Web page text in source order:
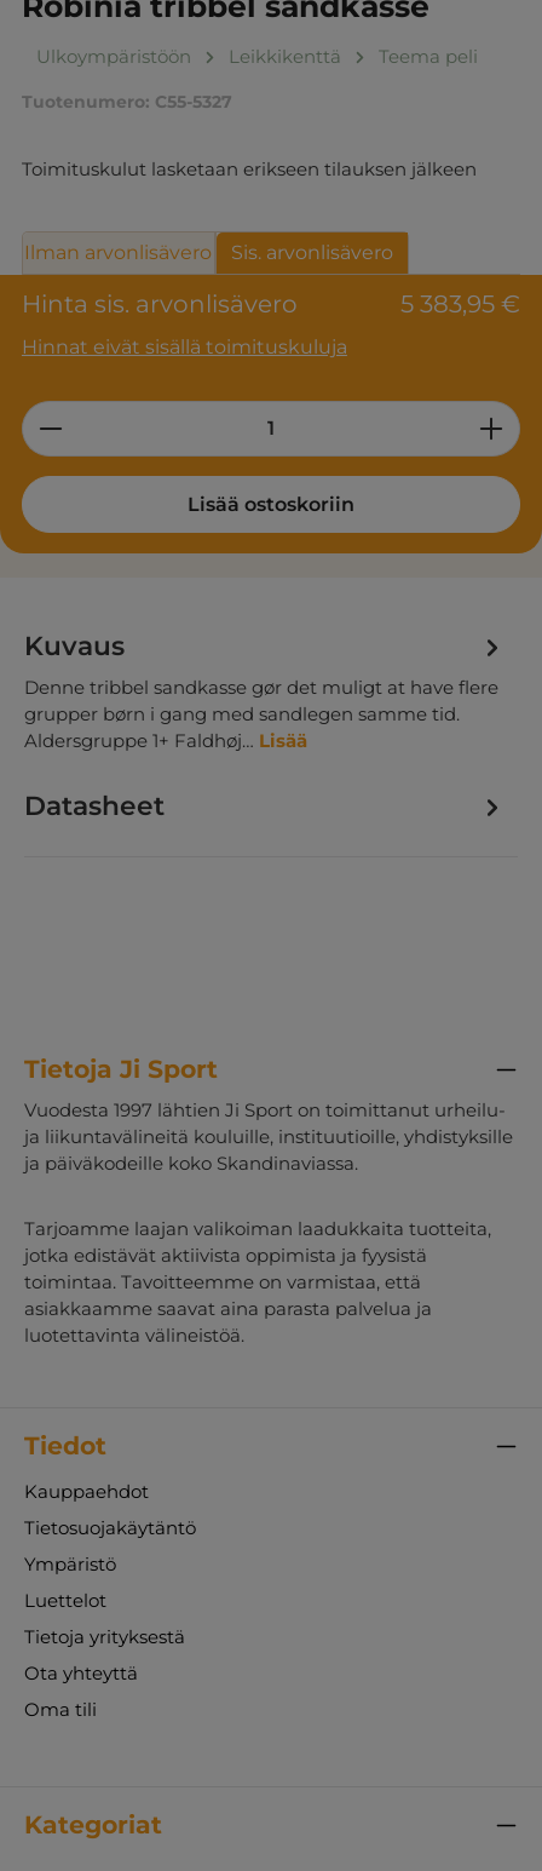
Ulkoympäristöön Leikkikenttä Teema peli
Tuotenumero: C55-5327
Toimituskulut lasketaan erikseen tilauksen jälkeen
Hinta sis. arvonlisävero 5 383,95 €
Hinnat eivät sisällä toimituskuluja
Ilman arvonlisävero Sis. arvonlisävero
Product Quantity: Enter the desired
Lisää ostoskoriin
Kuvaus
Denne tribbel sandkasse gør det muligt at have flere
grupper børn i gang med sandlegen samme tid.
Aldersgruppe 1+ Faldhøj… Lisää
Datasheet
Tietoja Ji Sport
Vuodesta 1997 lähtien Ji Sport on toimittanut urheilu-
ja liikuntavälineitä kouluille, instituutioille, yhdistyksille
ja päiväkodeille koko Skandinaviassa.
Tarjoamme laajan valikoiman laadukkaita tuotteita,
jotka edistävät aktiivista oppimista ja fyysistä
toimintaa. Tavoitteemme on varmistaa, että
asiakkaamme saavat aina parasta palvelua ja
luotettavinta välineistöä.
Tiedot
Kauppaehdot
Tietosuojakäytäntö
Ympäristö
Luettelot
Tietoja yrityksestä
Ota yhteyttä
Oma tili
Kategoriat